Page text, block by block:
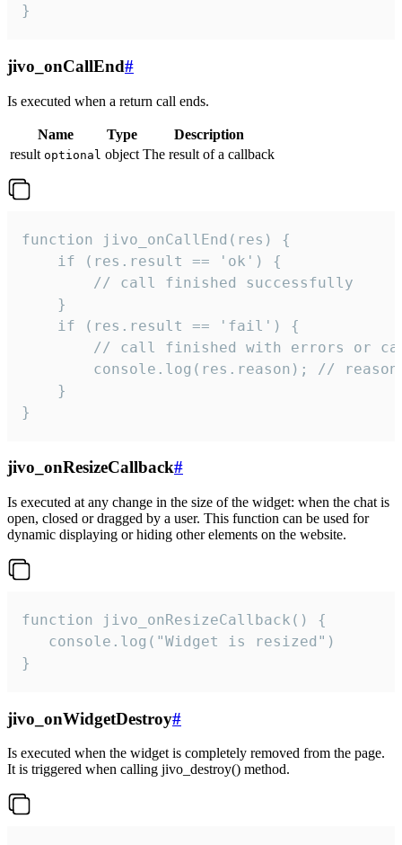
}
jivo_onCallEnd#
Is executed when a return call ends.
Name Type
Description
result optional object The result of a callback
function jivo_onCallEnd(res) {
    if (res.result == 'ok') {
        // call finished successfully
    }
    if (res.result == 'fail') {
// call finished with errors or
console.log(res.reason); //
    }
}
jivo_onResizeCallback#
Is executed at any change in the size of the widget: when the chat is
open, closed or dragged by a user. This function can be used for
dynamic displaying or hiding other elements on the website.
function jivo_onResizeCallback() {
   console.log("Widget is resized")
}
jivo_onWidgetDestroy#
Is executed when the widget is completely removed from the page.
It is triggered when calling jivo_destroy() method.